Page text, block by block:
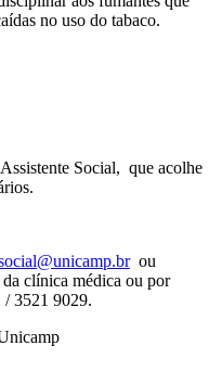
no uso do tabaco.
Social, que acolhe
ou
da clínica médica ou por
/ 3521 9029.